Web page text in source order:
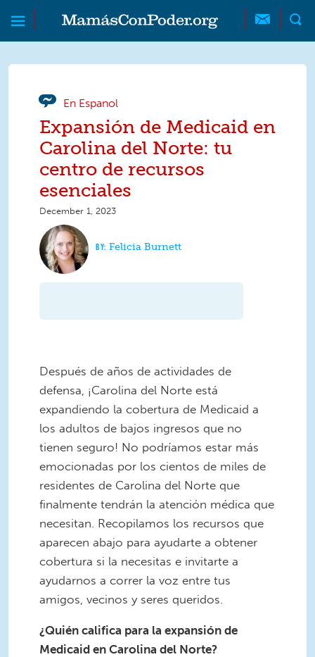
Skip to main content
Skip to main content
MamásConPoder
En Espanol
Expansión de Medicaid en
Carolina del Norte: tu
centro de recursos
esenciales
December 1, 2023
Felicia Burnett
Después de años de actividades de
defensa, ¡Carolina del Norte está
expandiendo la cobertura de Medicaid a
los adultos de bajos ingresos que no
tienen seguro! No podríamos estar más
emocionadas por los cientos de miles de
residentes de Carolina del Norte que
finalmente tendrán la atención médica que
necesitan. Recopilamos los recursos que
aparecen abajo para ayudarte a obtener
cobertura si la necesitas e invitarte a
ayudarnos a correr la voz entre tus
amigos, vecinos y seres queridos.
¿Quién califica para la expansión de
Medicaid en Carolina del Norte?